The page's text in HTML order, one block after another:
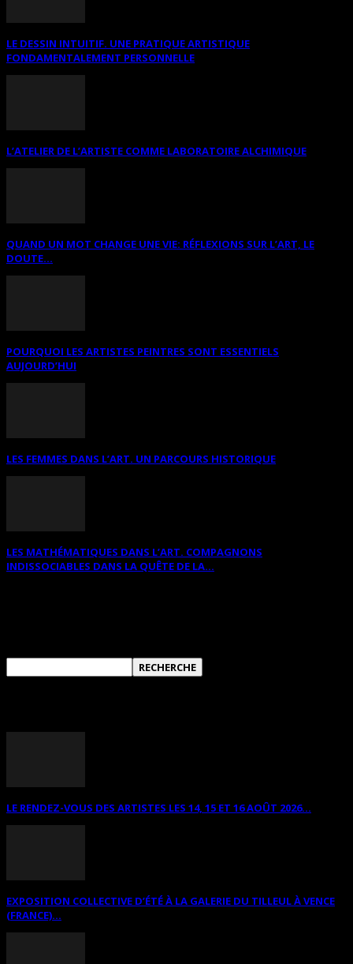
LE DESSIN INTUITIF. UNE PRATIQUE ARTISTIQUE
FONDAMENTALEMENT PERSONNELLE
L’ATELIER DE L’ARTISTE COMME LABORATOIRE ALCHIMIQUE
QUAND UN MOT CHANGE UNE VIE: RÉFLEXIONS SUR L’ART, LE
DOUTE...
POURQUOI LES ARTISTES PEINTRES SONT ESSENTIELS
AUJOURD’HUI
LES FEMMES DANS L’ART. UN PARCOURS HISTORIQUE
LES MATHÉMATIQUES DANS L’ART. COMPAGNONS
INDISSOCIABLES DANS LA QUÊTE DE LA...
LE RENDEZ-VOUS DES ARTISTES LES 14, 15 ET 16 AOÛT 2026...
EXPOSITION COLLECTIVE D’ÉTÉ À LA GALERIE DU TILLEUL À VENCE
(FRANCE)...